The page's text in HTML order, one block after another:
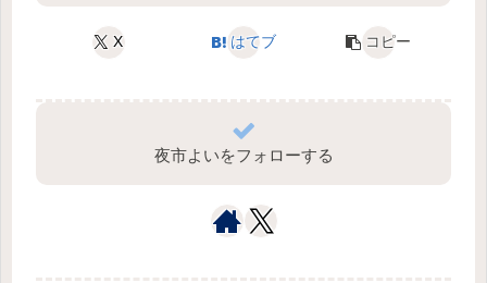
X はてブ コピー
夜市よいをフォローする